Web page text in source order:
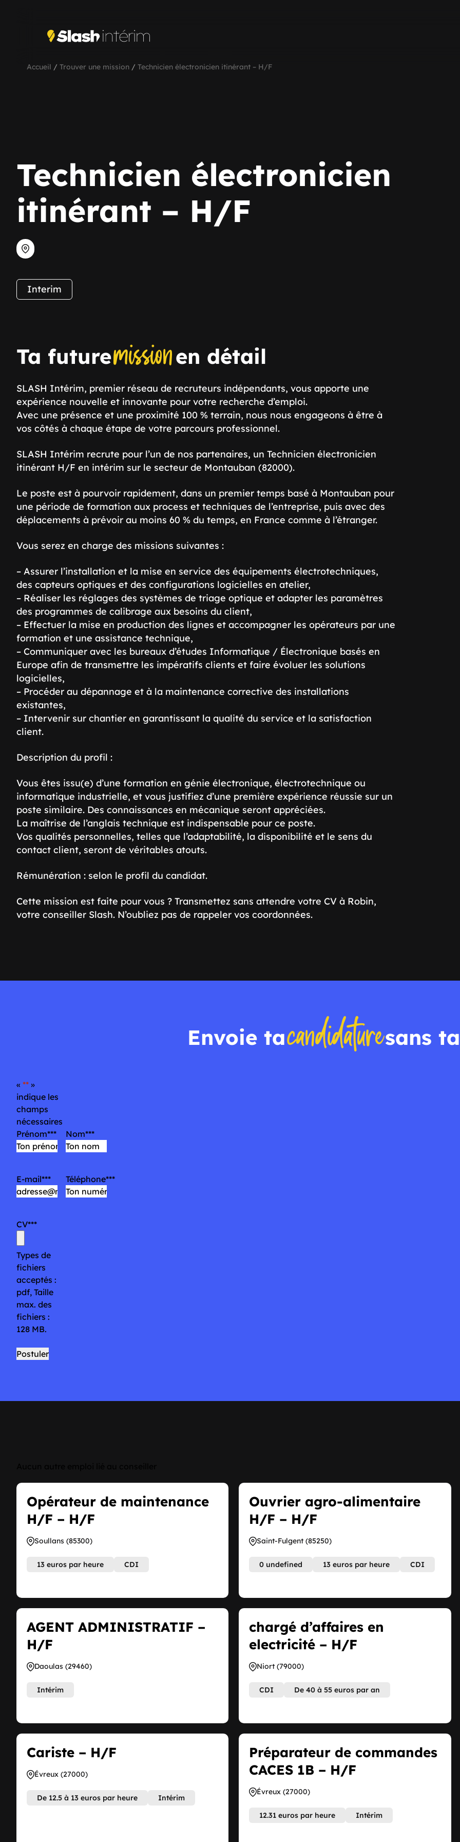
Accueil / Trouver une mission / Technicien électronicien itinérant – H/F
Technicien électronicien
itinérant – H/F
Interim
Ta futuremissionen détail
SLASH Intérim, premier réseau de recruteurs indépendants, vous apporte une
expérience nouvelle et innovante pour votre recherche d’emploi.
Avec une présence et une proximité 100 % terrain, nous nous engageons à être à
vos côtés à chaque étape de votre parcours professionnel.
SLASH Intérim recrute pour l’un de nos partenaires, un Technicien électronicien
itinérant H/F en intérim sur le secteur de Montauban (82000).
Le poste est à pourvoir rapidement, dans un premier temps basé à Montauban pour
une période de formation aux process et techniques de l’entreprise, puis avec des
déplacements à prévoir au moins 60 % du temps, en France comme à l’étranger.
Vous serez en charge des missions suivantes :
– Assurer l’installation et la mise en service des équipements électrotechniques,
des capteurs optiques et des configurations logicielles en atelier,
– Réaliser les réglages des systèmes de triage optique et adapter les paramètres
des programmes de calibrage aux besoins du client,
– Effectuer la mise en production des lignes et accompagner les opérateurs par une
formation et une assistance technique,
– Communiquer avec les bureaux d’études Informatique / Électronique basés en
Europe afin de transmettre les impératifs clients et faire évoluer les solutions
logicielles,
– Procéder au dépannage et à la maintenance corrective des installations
existantes,
– Intervenir sur chantier en garantissant la qualité du service et la satisfaction
client.
Description du profil :
Vous êtes issu(e) d’une formation en génie électronique, électrotechnique ou
informatique industrielle, et vous justifiez d’une première expérience réussie sur un
poste similaire. Des connaissances en mécanique seront appréciées.
La maîtrise de l’anglais technique est indispensable pour ce poste.
Vos qualités personnelles, telles que l’adaptabilité, la disponibilité et le sens du
contact client, seront de véritables atouts.
Rémunération : selon le profil du candidat.
Cette mission est faite pour vous ? Transmettez sans attendre votre CV à Robin,
votre conseiller Slash. N’oubliez pas de rappeler vos coordonnées.
Envoie tacandidaturesans
« * »
indique les
champs
nécessaires
Prénom* Nom*
E-mail* Téléphone*
CV*
Types de
fichiers
acceptés :
pdf, Taille
max. des
fichiers :
128 MB.
Opérateur de maintenance
H/F – H/F
Soullans (85300)
13 euros par heure CDI
Ouvrier agro-alimentaire
H/F – H/F
Saint-Fulgent (85250)
0 undefined 13 euros par heure CDI
AGENT ADMINISTRATIF –
H/F
Daoulas (29460)
Intérim
chargé d’affaires en
electricité – H/F
Niort (79000)
CDI De 40 à 55 euros par an
Cariste – H/F
Évreux (27000)
De 12.5 à 13 euros par heure Intérim
Préparateur de commandes
CACES 1B – H/F
Évreux (27000)
12.31 euros par heure Intérim